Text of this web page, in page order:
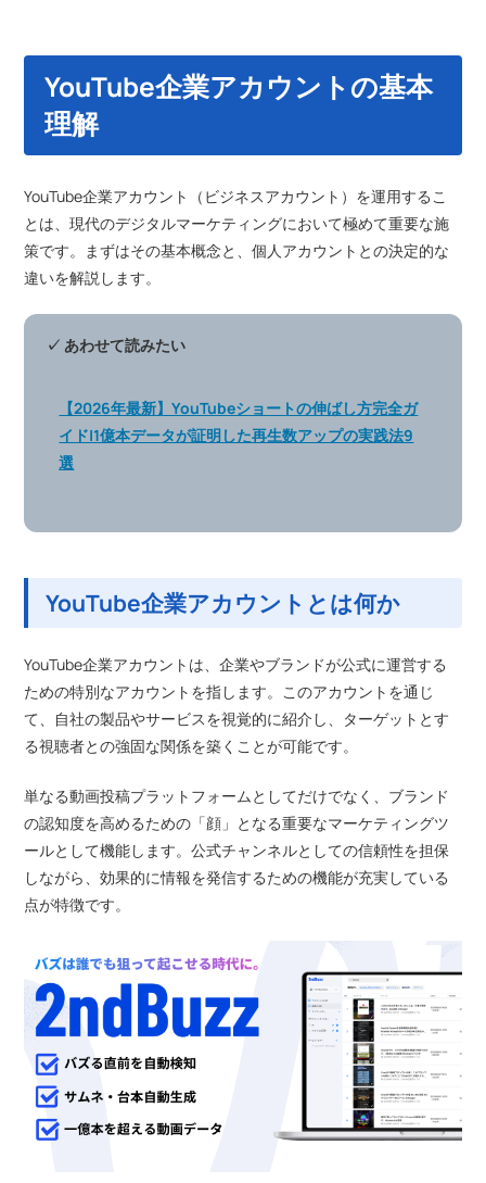
YouTube企業アカウントの基本
理解
YouTube企業アカウント（ビジネスアカウント）を運用するこ
とは、現代のデジタルマーケティングにおいて極めて重要な施
策です。まずはその基本概念と、個人アカウントとの決定的な
違いを解説します。
✓ あわせて読みたい
【2026年最新】YouTubeショートの伸ばし方完全ガ
イド|1億本データが証明した再生数アップの実践法9
選
YouTube企業アカウントとは何か
YouTube企業アカウントは、企業やブランドが公式に運営する
ための特別なアカウントを指します。このアカウントを通じ
て、自社の製品やサービスを視覚的に紹介し、ターゲットとす
る視聴者との強固な関係を築くことが可能です。
単なる動画投稿プラットフォームとしてだけでなく、ブランド
の認知度を高めるための「顔」となる重要なマーケティングツ
ールとして機能します。公式チャンネルとしての信頼性を担保
しながら、効果的に情報を発信するための機能が充実している
点が特徴です。